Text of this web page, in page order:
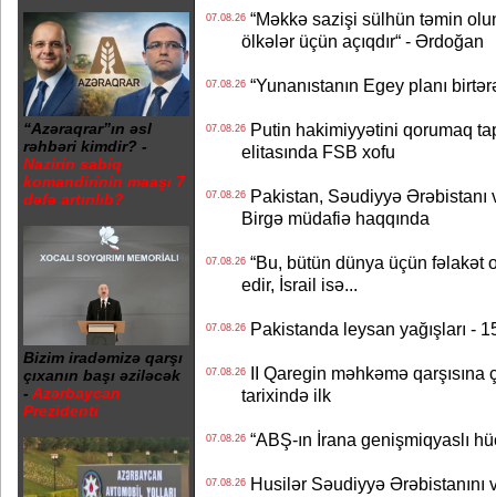
“Azəraqrar”ın əsl
rəhbəri kimdir? -
Nazirin sabiq
komandirinin maaşı 7
dəfə artırılıb?
Bizim iradəmizə qarşı
çıxanın başı əziləcək
- Azərbaycan
Prezidenti
07.08.26“Məkkə sazişi sülhün təmin
ölkələr üçün açıqdır“ - Ərdoğan
07.08.26“Yunanıstanın Egey planı
07.08.26Putin hakimiyyətini qorumaq
elitasında FSB xofu
07.08.26Pakistan, Səudiyyə Ərəbistanı
Birgə müdafiə haqqında
07.08.26“Bu, bütün dünya üçün fəlakət
edir, İsrail isə...
07.08.26Pakistanda leysan yağışları -
07.08.26II Qaregin məhkəmə qarşısına
tarixində ilk
07.08.26“ABŞ-ın İrana genişmiqyaslı
07.08.26Husilər Səudiyyə Ərəbistanını